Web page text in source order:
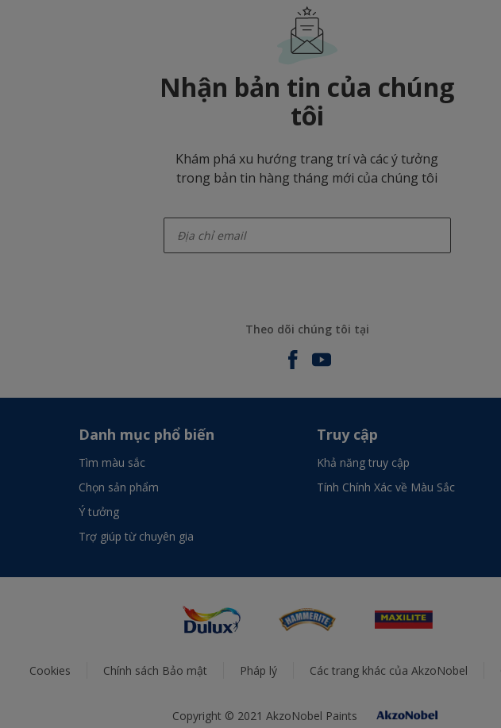
Nhận bản tin của chúng
tôi
Khám phá xu hướng trang trí và các ý tưởng
trong bản tin hàng tháng mới của chúng tôi
Theo dõi chúng tôi tại
Danh mục phổ biến
Tìm màu sắc
Chọn sản phẩm
Ý tưởng
Trợ giúp từ chuyên gia
Truy cập
Khả năng truy cập
Tính Chính Xác về Màu Sắc
Cookies Chính sách Bảo mật Pháp lý Các trang khác của AkzoNobel
Copyright © 2021 AkzoNobel Paints